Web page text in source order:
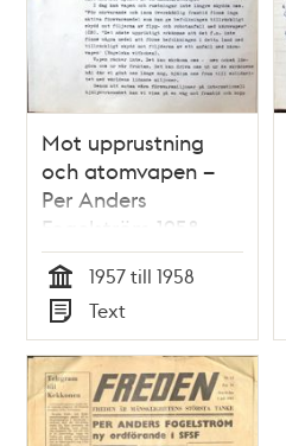
Mot upprustning
och atomvapen –
Per Anders
Fogelström 1958
Tid
1957 till 1958
Typ
Text